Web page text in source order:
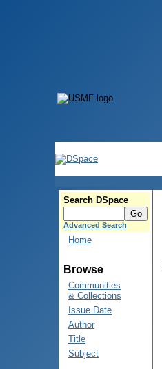
Search DSpace
Advanced Search
Home
Browse
Communities
& Collections
Issue Date
Author
Title
Subject